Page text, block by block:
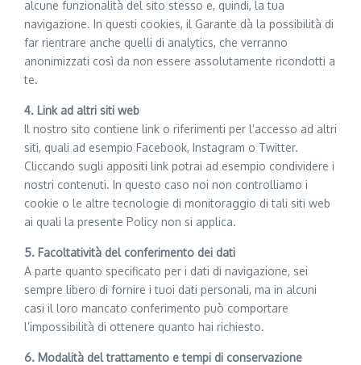
alcune funzionalità del sito stesso e, quindi, la tua
navigazione. In questi cookies, il Garante dà la possibilità di
far rientrare anche quelli di analytics, che verranno
anonimizzati così da non essere assolutamente ricondotti a
te.
4. Link ad altri siti web
Il nostro sito contiene link o riferimenti per l’accesso ad altri
siti, quali ad esempio Facebook, Instagram o Twitter.
Cliccando sugli appositi link potrai ad esempio condividere i
nostri contenuti. In questo caso noi non controlliamo i
cookie o le altre tecnologie di monitoraggio di tali siti web
ai quali la presente Policy non si applica.
5. Facoltatività del conferimento dei dati
A parte quanto specificato per i dati di navigazione, sei
sempre libero di fornire i tuoi dati personali, ma in alcuni
casi il loro mancato conferimento può comportare
l’impossibilità di ottenere quanto hai richiesto.
6. Modalità del trattamento e tempi di conservazione